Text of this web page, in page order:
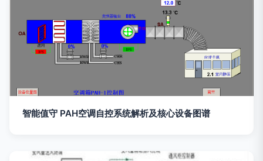
智能值守 PAH空调自控系统解析及核心设备图谱